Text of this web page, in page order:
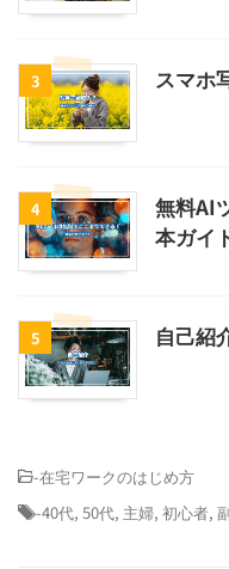
3 スマホ
4
無料AI
本ガイ
5 自己紹
-在宅ワークのはじめ方
-40代, 50代, 主婦, 初心者,